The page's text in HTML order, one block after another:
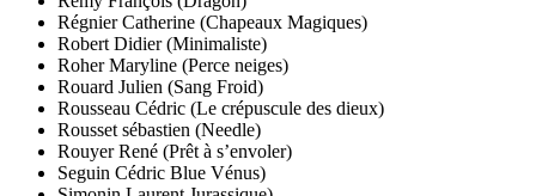
Régnier Catherine (Chapeaux Magiques)
Robert Didier (Minimaliste)
Roher Maryline (Perce neiges)
Rouard Julien (Sang Froid)
Rousseau Cédric (Le crépuscule des dieux)
Rousset sébastien (Needle)
Rouyer René (Prêt à s’envoler)
Seguin Cédric Blue Vénus)